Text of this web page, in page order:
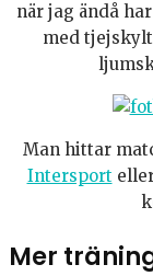
när jag ändå
med
Man hittar
Intersport
Mer